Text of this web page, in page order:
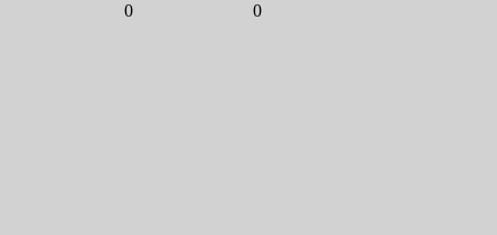
0 0